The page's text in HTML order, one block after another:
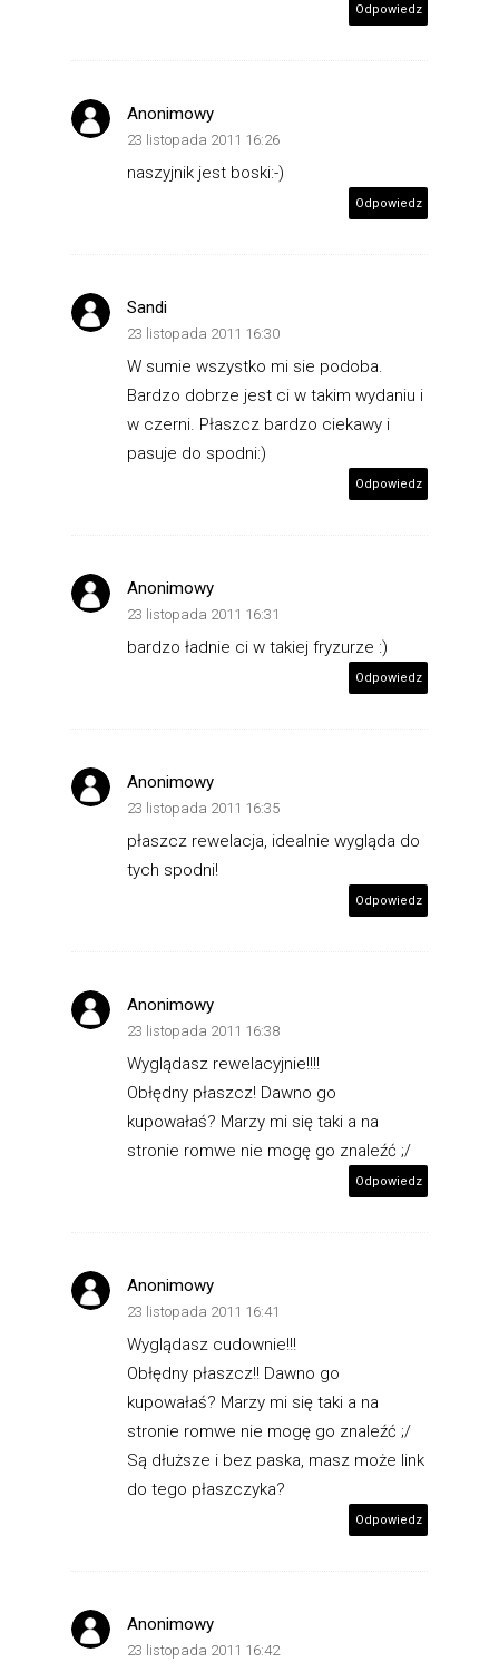
Odpowiedz
Anonimowy
23 listopada 2011 16:26
naszyjnik jest boski:-)
Odpowiedz
Sandi
23 listopada 2011 16:30
W sumie wszystko mi sie podoba.
Bardzo dobrze jest ci w takim wydaniu i
w czerni. Płaszcz bardzo ciekawy i
pasuje do spodni:)
Odpowiedz
Anonimowy
23 listopada 2011 16:31
bardzo ładnie ci w takiej fryzurze :)
Odpowiedz
Anonimowy
23 listopada 2011 16:35
płaszcz rewelacja, idealnie wygląda do
tych spodni!
Odpowiedz
Anonimowy
23 listopada 2011 16:38
Wyglądasz rewelacyjnie!!!!
Obłędny płaszcz! Dawno go
kupowałaś? Marzy mi się taki a na
stronie romwe nie mogę go znaleźć ;/
Odpowiedz
Anonimowy
23 listopada 2011 16:41
Wyglądasz cudownie!!!
Obłędny płaszcz!! Dawno go
kupowałaś? Marzy mi się taki a na
stronie romwe nie mogę go znaleźć ;/
Są dłuższe i bez paska, masz może link
do tego płaszczyka?
Odpowiedz
Anonimowy
23 listopada 2011 16:42